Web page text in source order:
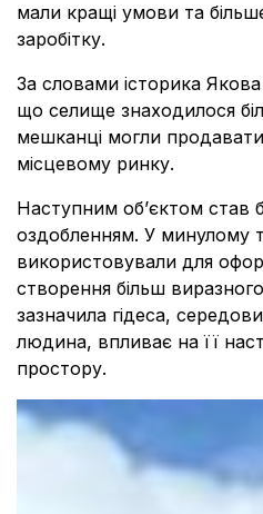
мали кращі умови та
заробітку.
За словами історика
що селище знаходилося
мешканці могли
місцевому ринку.
Наступним обʼєктом став
оздобленням. У минулому
використовували для
створення більш
зазначила гідеса,
людина, впливає на її
простору.